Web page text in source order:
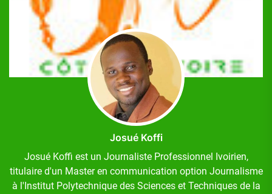
Josué Koffi
Josué Koffi est un Journaliste Professionnel Ivoirien,
titulaire d'un Master en communication option Journalisme
à l'Institut Polytechnique des Sciences et Techniques de la